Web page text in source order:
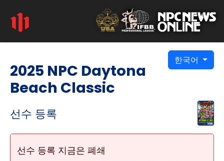
한국어
2025 NPC Daytona
Beach Classic
선수 등록
선수 등록 지금은 폐쇄